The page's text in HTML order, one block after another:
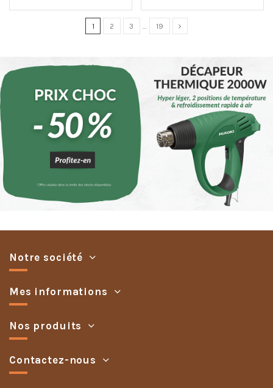
1 2 3 19
Notre société
Mes informations
Nos produits
Contactez-nous